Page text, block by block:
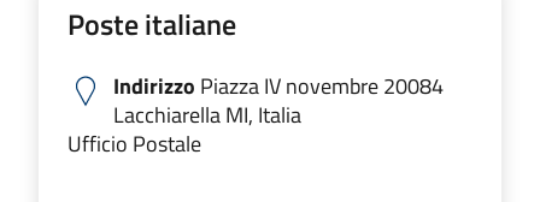
Poste italiane
Indirizzo Piazza IV novembre 20084
Lacchiarella MI, Italia
Ufficio Postale